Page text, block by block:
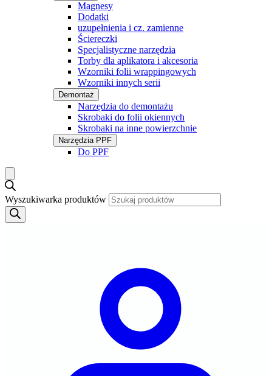
Magnesy
Dodatki
uzupełnienia i cz. zamienne
Ściereczki
Specjalistyczne narzędzia
Torby dla aplikatora i akcesoria
Wzorniki folii wrappingowych
Wzorniki innych serii
Demontaż
Narzędzia do demontażu
Skrobaki do folii okiennych
Skrobaki na inne powierzchnie
Narzędzia PPF
Do PPF
Wyszukiwarka produktów